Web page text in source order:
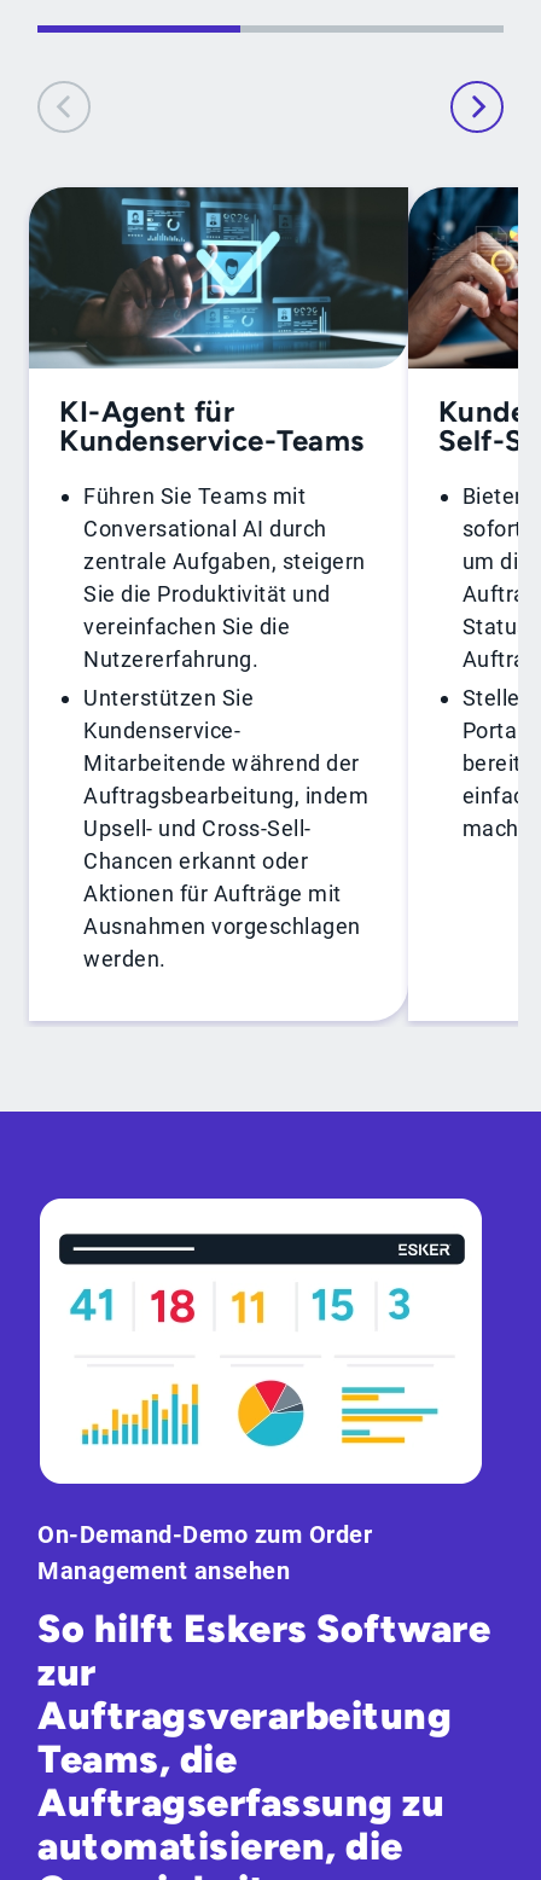
KI-Agent für
Kundenservice-Teams
Führen Sie Teams mit
Conversational AI durch
zentrale Aufgaben, steigern
Sie die Produktivität und
vereinfachen Sie die
Nutzererfahrung.
Unterstützen Sie
Kundenservice-
Mitarbeitende während der
Auftragsbearbeitung, indem
Upsell- und Cross-Sell-
Chancen erkannt oder
Aktionen für Aufträge mit
Ausnahmen vorgeschlagen
werden.
Self-
Bieten
um die
Stellen
Portal
bereit,
macht.
On-Demand-Demo zum Order
Management ansehen
So hilft Eskers Software
zur
Auftragsverarbeitung
Teams, die
Auftragserfassung zu
automatisieren, die